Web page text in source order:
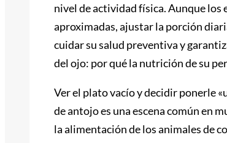
nivel de actividad física. Aunque los
aproximadas, ajustar la porción
cuidar su salud preventiva y
del ojo: por qué la nutrición de su
Ver el plato vacío y decidir ponerle
de antojo es una escena común en
la alimentación de los animales de